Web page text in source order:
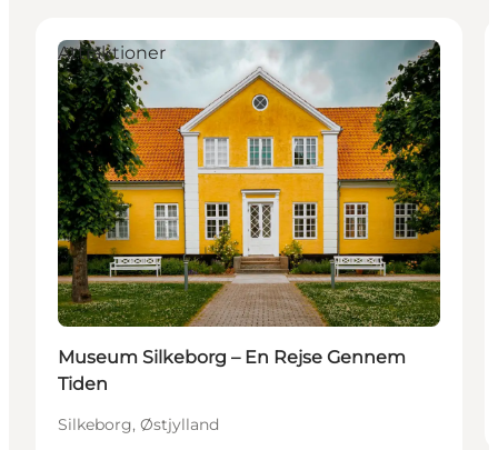
Attraktioner
Museum Silkeborg – En Rejse Gennem
Tiden
Silkeborg, Østjylland